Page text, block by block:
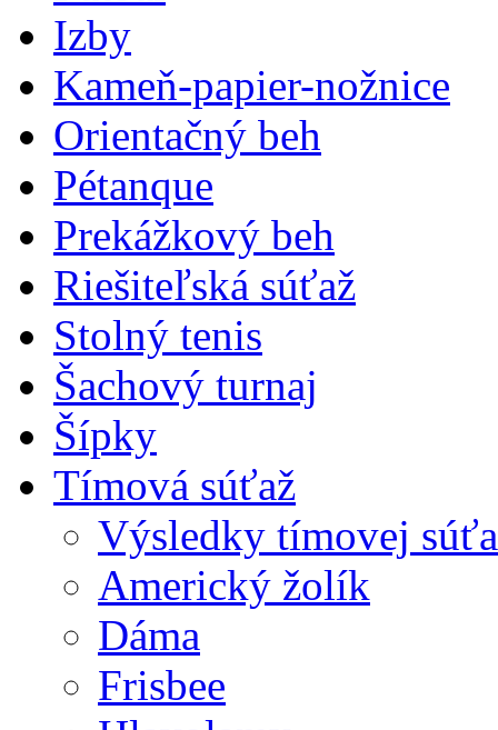
Izby
Kameň-papier-nožnice
Orientačný beh
Pétanque
Prekážkový beh
Riešiteľská súťaž
Stolný tenis
Šachový turnaj
Šípky
Tímová súťaž
Výsledky tímovej
Americký žolík
Dáma
Frisbee